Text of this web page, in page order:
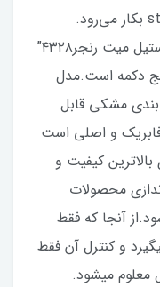
دزدگیر خودرو استیل میت steelmate بکار می‌رود.
مشخصات“ریموت تصویری استیل میت رنجر۴۳۲۸”
دکمه است.مدل
مشکی قابل
و اصلی است
کیفیت و
محصولات
آنجا که فقط
و کنترل آن فقط
معلوم میشود.